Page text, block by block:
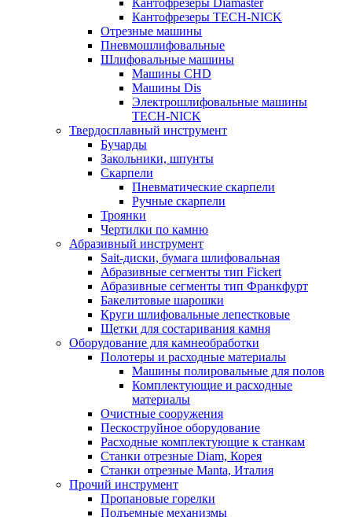
Кантофрезеры Diamaster
Кантофрезеры TECH-NICK
Отрезные машины
Пневмошлифовальные
Шлифовальные машины
Машины CHD
Машины Dis
Электрошлифовальные машины
TECH-NICK
Твердосплавный инструмент
Бучарды
Закольники, шпунты
Скарпели
Пневматические скарпели
Ручные скарпели
Троянки
Чертилки по камню
Абразивный инструмент
Sait-диски, бумага шлифовальная
Абразивные сегменты тип Fickert
Абразивные сегменты тип Франкфурт
Бакелитовые шарошки
Круги шлифовальные лепестковые
Щетки для состаривания камня
Оборудование для камнеобработки
Полотеры и расходные материалы
Машины полировальные для полов
Комплектующие и расходные
материалы
Очистные сооружения
Пескоструйное оборудование
Расходные комплектующие к станкам
Станки отрезные Diam, Корея
Станки отрезные Manta, Италия
Прочий инструмент
Пропановые горелки
Подъeмные механизмы